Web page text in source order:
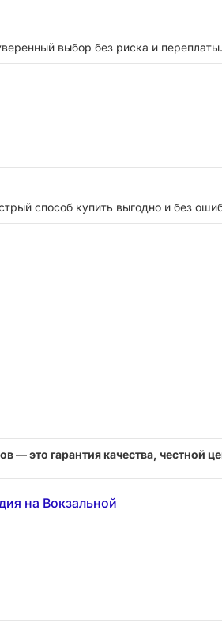
выбор без риска и переплаты.
способ купить выгодно и без
это гарантия качества, честной
на Вокзальной